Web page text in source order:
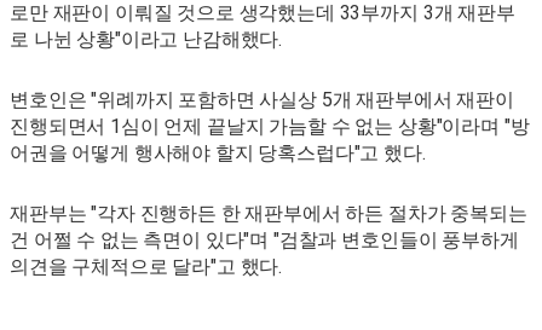
로만 재판이 이뤄질 것으로 생각했는데 33부까지 3개 재판부
로 나뉜 상황"이라고 난감해했다.
변호인은 "위례까지 포함하면 사실상 5개 재판부에서 재판이
진행되면서 1심이 언제 끝날지 가늠할 수 없는 상황"이라며 "방
어권을 어떻게 행사해야 할지 당혹스럽다"고 했다.
재판부는 "각자 진행하든 한 재판부에서 하든 절차가 중복되는
건 어쩔 수 없는 측면이 있다"며 "검찰과 변호인들이 풍부하게
의견을 구체적으로 달라"고 했다.